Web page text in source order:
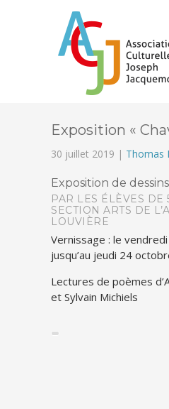
Exposition «
30 juillet 2019 | Thomas
Exposition de
PAR LES ÉLÈVES
SECTION ARTS DE
LOUVIÈRE
Vernissage : le
jusqu’au jeudi 24
Lectures de poèmes
et Sylvain Michiels